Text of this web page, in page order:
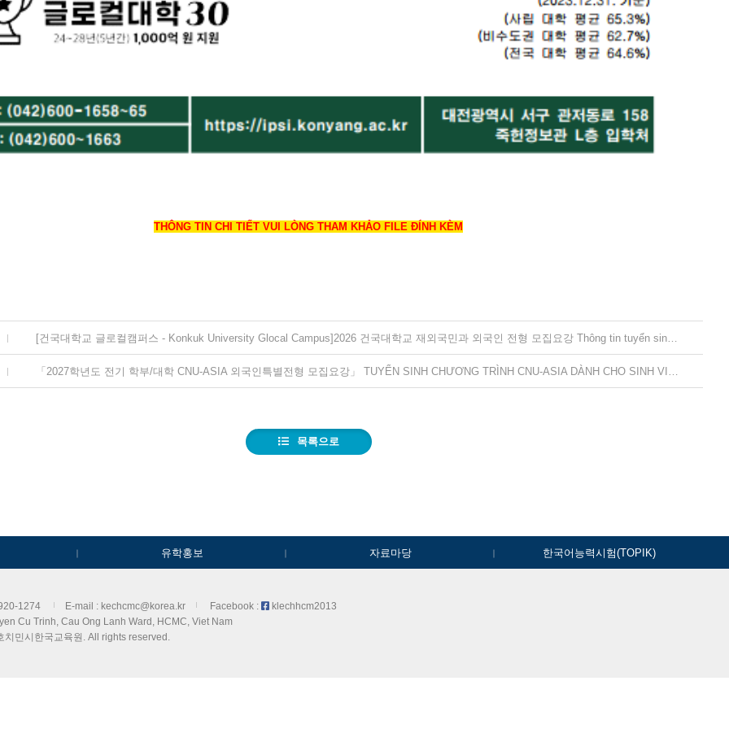
THÔNG TIN CHI TIẾT VUI LÒNG THAM KHẢO FILE ĐÍNH KÈM
[건국대학교 글로컬캠퍼스 - Konkuk University Glocal Campus]2026 건국대학교 재외국민과 외국인 전형 모집요강 Thông tin tuyển sinh sinh viên quốc tế và người Hàn cư trú ở nước ngoài năm 2026
「2027학년도 전기 학부/대학 CNU-ASIA 외국인특별전형 모집요강」 TUYỂN SINH CHƯƠNG TRÌNH CNU-ASIA DÀNH CHO SINH VIÊN QUỐC TẾ HỆ ĐẠI HỌC/ CAO HỌC NĂM 2027
목록으로
유학홍보 자료마당 한국어능력시험(TOPIK)
1274 E-mail : kechcmc@korea.kr Facebook :
klechhcm2013
Cu Trinh, Cau Ong Lanh Ward, HCMC, Viet Nam
민시한국교육원. All rights reserved.